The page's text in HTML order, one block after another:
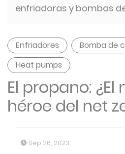
enfriadoras y bombas
Enfriadores
Bomba de
Heat pumps
El propano: ¿El
héroe del net
Sep 26, 2023